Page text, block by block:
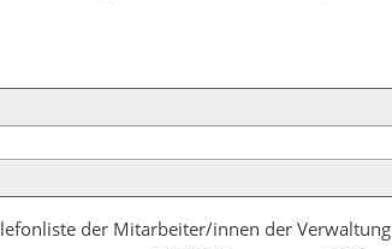
der Mitarbeiter/innen der Verwaltung